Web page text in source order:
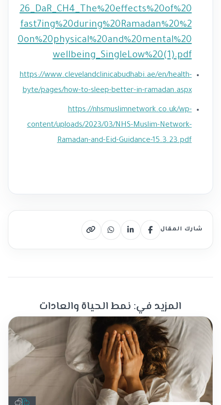
26_DaR_CH4_The%20effects%20of%20
fast7ing%20during%20Ramadan%20%2
0on%20physical%20and%20mental%20
wellbeing_SingleLow%20(1).pdf
https://www.clevelandclinicabudhabi.ae/en/health-
byte/pages/how-to-sleep-better-in-ramadan.aspx
https://nhsmuslimnetwork.co.uk/wp-
content/uploads/2023/03/NHS-Muslim-Network-
Ramadan-and-Eid-Guidance-15.3.23.pdf
شارك المقال
فيسبوكلينكدإنواتسابنسخ الرابط
المزيد في: نمط الحياة والعادات